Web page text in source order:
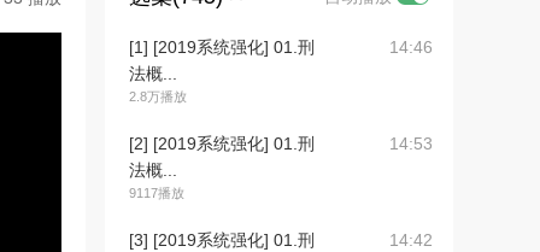
[1] [2019系统强化] 01.刑
法概...
2.8万播放
14:46
[2] [2019系统强化] 01.刑
法概...
9117播放
14:53
[3] [2019系统强化] 01.刑
14:42